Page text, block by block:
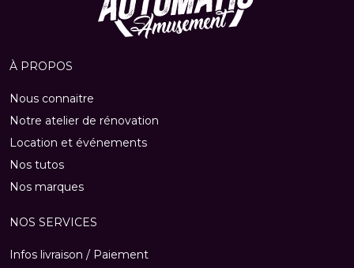
À PROPOS
Nous connaitre
Notre atelier de rénovation
Location et événements
Nos tutos
Nos marques
NOS SERVICES
Infos livraison / Paiement